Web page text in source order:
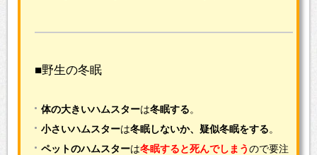
■野生の冬眠
体の大きいハムスターは冬眠する。
小さいハムスターは冬眠しないか、疑似冬眠をする。
ペットのハムスターは冬眠すると死んでしまうので要注